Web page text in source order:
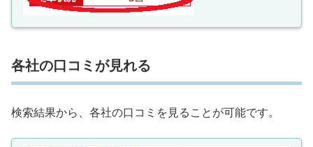
各社の口コミが見れる
検索結果から、各社の口コミを見ることが可能です。